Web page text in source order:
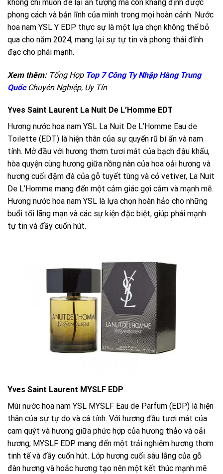
không chỉ muốn để lại ấn tượng mà còn khẳng định được
phong cách và bản lĩnh của mình trong mọi hoàn cảnh. Nước
hoa nam YSL Y EDP thực sự là một lựa chọn không thể bỏ
qua cho năm 2024, mang lại sự tự tin và phong thái đĩnh
đạc cho phái mạnh.
Xem thêm: Tổng Hợp Top 7 Công Ty Nhập Hàng Trung
QuốcChuyên Nghiệp, Uy Tín
Yves Saint Laurent La Nuit De L’Homme EDT
Hương nước hoa nam YSL La Nuit De L’Homme Eau de
Toilette (EDT) là hiện thân của sự quyến rũ bí ẩn và nam
tính. Mở đầu với hương thơm tươi mát của bạch đậu khấu,
hòa quyện cùng hương giữa nồng nàn của hoa oải hương và
hương cuối đậm đà của gỗ tuyết tùng và cỏ vetiver, La Nuit
De L’Homme mang đến một cảm giác gợi cảm và mạnh mẽ.
Hương nước hoa nam YSL là lựa chọn hoàn hảo cho những
buổi tối lãng mạn và các sự kiện đặc biệt, giúp phái mạnh
tự tin và đầy cuốn hút.
Yves Saint Laurent MYSLF EDP
Mùi nước hoa nam YSL MYSLF Eau de Parfum (EDP) là hiện
thân của sự tự do và cá tính. Với hương đầu tươi mát của
cam quýt và hương giữa phức hợp của hương thảo và oải
hương, MYSLF EDP mang đến một trải nghiệm hương thơm
tinh tế và đầy cuốn hút. Lớp hương cuối sâu lắng của gỗ
đàn hương và hoắc hương tạo nên một kết thúc mạnh mẽ